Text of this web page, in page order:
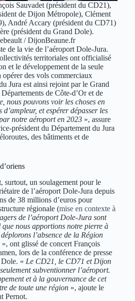
Sauvadet (président du CD21),
de Dijon Métropole), Clément
André Accary (président du CD71)
(président du Grand Dole).
/ DijonBeaune.fr
de la vie de l’aéroport Dole-Jura.
territoriales ont officialisé
et le développement de la seule
des vols commerciaux
Jura est ainsi rejoint par le Grand
de Côte-d’Or et de
nous pouvons voir les choses en
et espérer dépasser les
notre aéroport en 2023 », assure
président du Département du Jura
des bâtiments et de
surtout, un soulagement pour le
de l’aéroport Dole-Jura depuis
de 38 millions d’euros pour
régionale (mise en contexte à
de l’aéroport Dole-Jura sont
nous apportions notre pierre à
l’absence de la Région
», ont glissé de concert François
lors de la conférence de presse
Dole. « Le CD21, le CD71 et Dijon
subventionner l’aéroport.
et à la gouvernance de cet
de toute une région », ajoute le
Pernot.